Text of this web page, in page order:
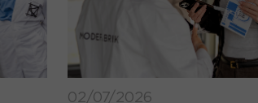
02/07/2026